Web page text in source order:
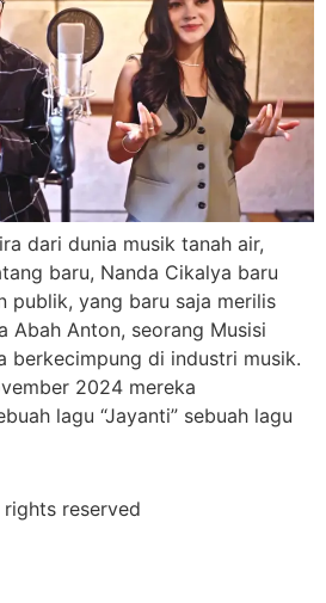
dari dunia musik tanah air,
baru, Nanda Cikalya baru
publik, yang baru saja merilis
Abah Anton, seorang Musisi
berkecimpung di industri musik.
2024 mereka
lagu “Jayanti” sebuah lagu
rights reserved